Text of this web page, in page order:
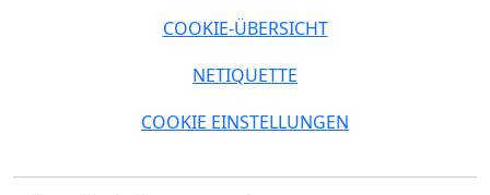
COOKIE-ÜBERSICHT
NETIQUETTE
COOKIE EINSTELLUNGEN